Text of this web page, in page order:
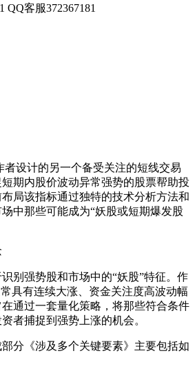
QQ客服372367181
者设计的另一个备受关注的短线交易
期内股价波动异常强势的股票帮助投
局该指标通过独特的技术分析方法和
中那些可能成为“妖股或短期爆发股
别强势股和市场中的“妖股”特征。作
具有连续大涨、资金关注度高波动幅
通过一套量化策略，将那些符合条件
者捕捉到强势上涨的机会。
分《涉及多个关键要素》主要包括如